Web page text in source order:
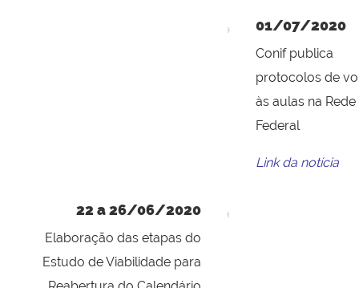
01/07/2020
Conif publica
protocolos de
às aulas na Rede
Federal
Link da notícia
22 a 26/06/2020
Elaboração das etapas do
Estudo de Viabilidade para